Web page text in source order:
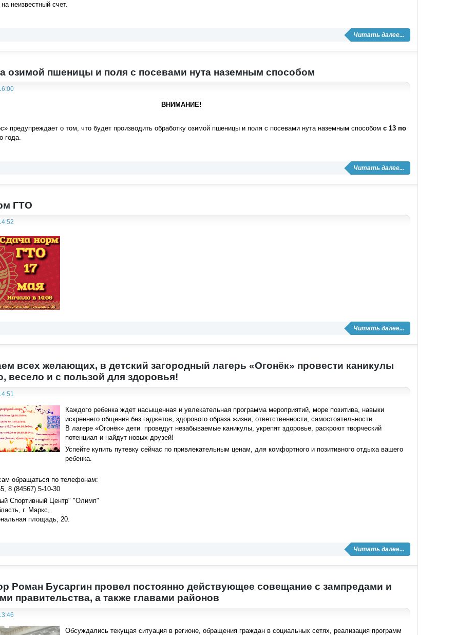
неизвестный счет.
Читать далее...
озимой пшеницы и поля с посевами нута наземным способом
ВНИМАНИЕ!
предупреждает о том, что будет производить обработку озимой пшеницы и поля с посевами нута наземным способом с 13 по
года.
Читать далее...
ГТО
Читать далее...
всех желающих, в детский загородный лагерь «Огонёк» провести каникулы
весело и с пользой для здоровья!
Каждого ребенка ждет насыщенная и увлекательная программа мероприятий, море позитива, навыки
искреннего общения без гаджетов, здорового образа жизни, ответственности, самостоятельности.
В лагере «Огонёк» дети проведут незабываемые каникулы, укрепят здоровье, раскроют творческий
потенциал и найдут новых друзей!
Успейте купить путевку сейчас по привлекательным ценам, для комфортного и позитивного отдыха вашего
ребенка.
обращаться по телефонам:
8 (84567) 5-10-30
Спортивный Центр" "Олимп"
г. Маркс,
площадь, 20.
Читать далее...
Роман Бусаргин провел постоянно действующее совещание с зампредами и
правительства, а также главами районов
Обсуждались текущая ситуация в регионе, обращения граждан в социальных сетях, реализация программ